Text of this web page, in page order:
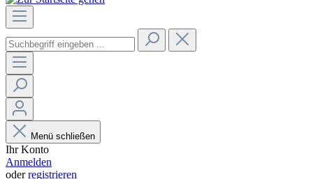
Menü schließen
Ihr Konto
Anmelden
oderregistrieren